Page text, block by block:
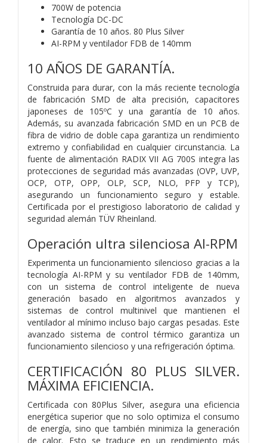
700W de potencia
Tecnología DC-DC
Garantía de 10 años. 80 Plus Silver
AI-RPM y ventilador FDB de 140mm
10 AÑOS DE GARANTÍA.
Construida para durar, con la más reciente tecnología
de fabricación SMD de alta precisión, capacitores
japoneses de 105ºC y una garantía de 10 años.
Además, su avanzada fabricación SMD en un PCB de
fibra de vidrio de doble capa garantiza un rendimiento
extremo y confiabilidad en cualquier circunstancia. La
fuente de alimentación RADIX VII AG 700S integra las
protecciones de seguridad más avanzadas (OVP, UVP,
OCP, OTP, OPP, OLP, SCP, NLO, PFP y TCP),
asegurando un funcionamiento seguro y estable.
Certificada por el prestigioso laboratorio de calidad y
seguridad alemán TÜV Rheinland.
Operación ultra silenciosa AI-RPM
Experimenta un funcionamiento silencioso gracias a la
tecnología AI-RPM y su ventilador FDB de 140mm,
con un sistema de control inteligente de nueva
generación basado en algoritmos avanzados y
sistemas de control multinivel que mantienen el
ventilador al mínimo incluso bajo cargas pesadas. Este
avanzado sistema de control térmico garantiza un
funcionamiento silencioso y una refrigeración óptima.
CERTIFICACIÓN 80 PLUS SILVER.
MÁXIMA EFICIENCIA.
Certificada con 80Plus Silver, asegura una eficiencia
energética superior que no solo optimiza el consumo
de energía, sino que también minimiza la generación
de calor. Esto se traduce en un rendimiento más